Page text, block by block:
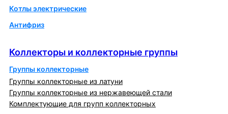
Котлы электрические
Антифриз
Коллекторы и коллекторные группы
Группы коллекторные
Группы коллекторные из латуни
Группы коллекторные из нержавеющей стали
Комплектующие для групп коллекторных